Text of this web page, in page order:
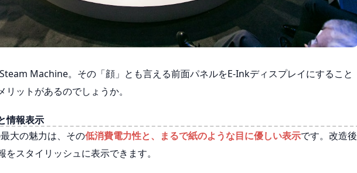
Machine。その「顔」とも言える前面パネルをE-Inkディスプレイにすること
ットがあるのでしょうか。
情報表示
大の魅力は、その低消費電力性と、まるで紙のような目に優しい表示です。改造後
をスタイリッシュに表示できます。